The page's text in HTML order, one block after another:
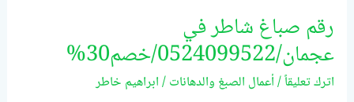
رقم صباغ شاطر في
عجمان/0524099522/خصم30%
اترك تعليقاً/أعمال الصبغ والدهانات/ابراهيم خاطر